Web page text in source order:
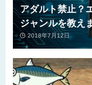
アダルト禁止？
ジャンルを教え
2018年7月12日